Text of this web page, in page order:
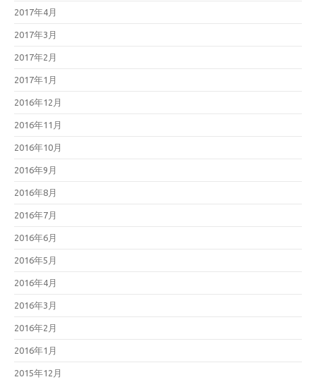
2017年4月
2017年3月
2017年2月
2017年1月
2016年12月
2016年11月
2016年10月
2016年9月
2016年8月
2016年7月
2016年6月
2016年5月
2016年4月
2016年3月
2016年2月
2016年1月
2015年12月